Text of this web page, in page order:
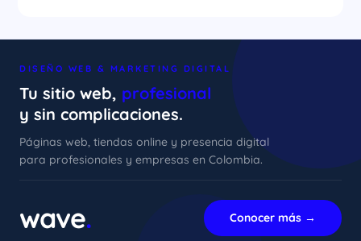
DISEÑO WEB & MARKETING DIGITAL
Tu sitio web, profesional
y sin complicaciones.
Páginas web, tiendas online y presencia digital
para profesionales y empresas en Colombia.
wave. Conocer más →
xImenA